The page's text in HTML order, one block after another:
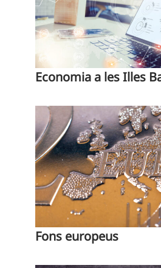
Economia a les Illes
Fons europeus